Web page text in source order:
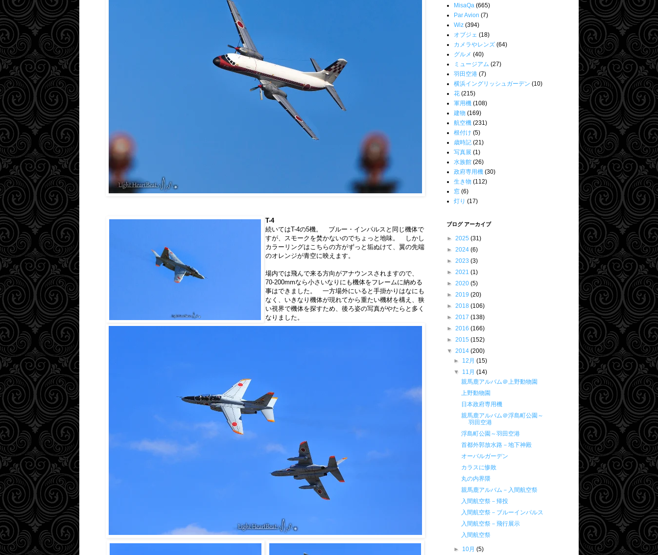
T-4
続いてはT-4の5機。 ブルー・インパルスと同じ機体で
すが、スモークを焚かないのでちょっと地味。 しかし
カラーリングはこちらの方がずっと垢ぬけて、翼の先端
のオレンジが青空に映えます。
場内では飛んで来る方向がアナウンスされますので、
70-200mmなら小さいなりにも機体をフレームに納める
事はできました。 一方場外にいると手掛かりはなにも
なく、いきなり機体が現れてから重たい機材を構え、狭
い視界で機体を探すため、後ろ姿の写真がやたらと多く
なりました。
MisaQa (665)
Par Avion (7)
Wiz (394)
オブジェ (18)
カメラやレンズ (64)
グルメ (40)
ミュージアム (27)
羽田空港 (7)
横浜イングリッシュガーデン (10)
花 (215)
軍用機 (108)
建物 (169)
航空機 (231)
根付け (5)
歳時記 (21)
写真展 (1)
水族館 (26)
政府専用機 (30)
生き物 (112)
窓 (6)
灯り (17)
ブログ アーカイブ
► 2025 (31)
► 2024 (6)
► 2023 (3)
► 2021 (1)
► 2020 (5)
► 2019 (20)
► 2018 (106)
► 2017 (138)
► 2016 (166)
► 2015 (152)
▼ 2014 (200)
► 12月(15)
▼ 11月(14)
親馬鹿アルバム＠上野動物園
上野動物園
日本政府専用機
親馬鹿アルバム＠浮島町公園～
羽田空港
浮島町公園～羽田空港
首都外郭放水路－地下神殿
オーバルガーデン
カラスに惨敗
丸の内界隈
親馬鹿アルバム－入間航空祭
入間航空祭－帰投
入間航空祭－ブルーインパルス
入間航空祭－飛行展示
入間航空祭
► 10月(5)